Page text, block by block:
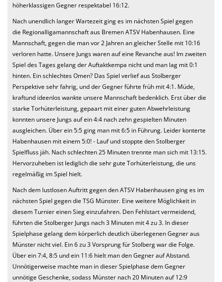
höherklassigen Gegner respektabel 16:12.
Nach unendlich langer Wartezeit ging es im nächsten Spiel gegen
die Regionalligamannschaft aus Bremen ATSV Habenhausen. Eine
Mannschaft, gegen die man vor 2 Jahren an gleicher Stelle mit 10:16
verloren hatte. Unsere Jungs waren auf eine Revanche aus! Im zweiten
Spiel des Tages gelang der Auftaktkempa nicht und man lag mit 0:1
hinten. Ein schlechtes Omen? Das Spiel verlief aus Stolberger
Perspektive sehr fahrig, und der Gegner führte früh mit 4:1. Müde,
kraftund ideenlos wankte unsere Mannschaft bedenklich. Erst über die
starke Torhüterleistung, gepaart mit einer guten Abwehrleistung
konnten unsere Jungs auf ein 4:4 nach zehn gespielten Minuten
ausgleichen. Über ein 5:5 ging man mit 6:5 in Führung. Leider konterte
Habenhausen mit einem 5:0! - Lauf und stoppte den Stolberger
Spielfluss jäh. Nach schlechten 25 Minuten trennte man sich mit 13:15.
Hervorzuheben ist lediglich die sehr gute Torhüterleistung, die uns
regelmäßig im Spiel hielt.
Nach dem lustlosen Auftritt gegen den ATSV Habenhausen ging es im
nächsten Spiel gegen die TSG Münster. Eine weitere Möglichkeit in
diesem Turnier einen Sieg einzufahren. Den Fehlstart vermeidend,
führten die Stolberger Jungs nach 3 Minuten mit 4 zu 3. In dieser
Spielphase gelang dem körperlich deutlich überlegenen Gegner aus
Münster nicht viel. Ein 6 zu 3 Vorsprung für Stolberg war die Folge.
Über ein 7:4, 8:5 und ein 11:6 hielt man den Gegner auf Abstand.
Unnötigerweise machte man in dieser Spielphase dem Gegner
unnötige Geschenke, sodass Münster nach 20 Minuten auf 12:9